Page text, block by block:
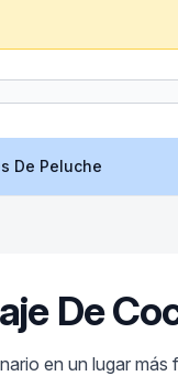
De Peluche
De
en un lugar